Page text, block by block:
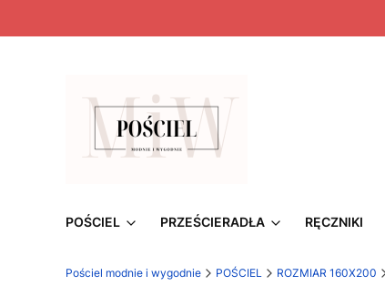
POŚCIEL PRZEŚCIERADŁA RĘCZNIKI
Pościel modnie i wygodnie POŚCIEL ROZMIAR 160X200